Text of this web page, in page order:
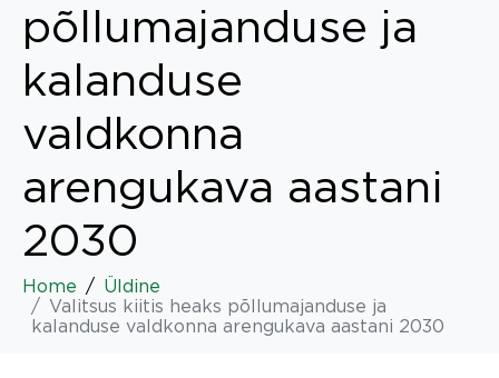
põllumajanduse ja
kalanduse
valdkonna
arengukava aastani
2030
Home
Üldine
Valitsus kiitis heaks põllumajanduse ja
kalanduse valdkonna arengukava aastani 2030